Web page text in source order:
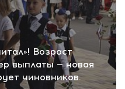
Возраст
выплаты — новая
чиновников.